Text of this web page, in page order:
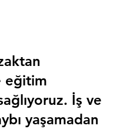
eğitim
İş ve
yaşamadan